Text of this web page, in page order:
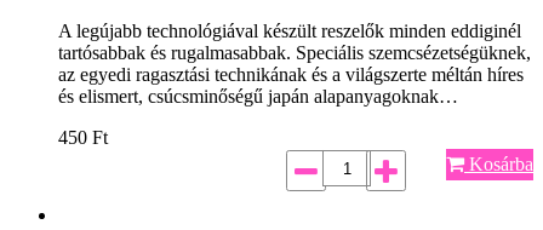
A legújabb technológiával készült reszelők minden eddiginél
tartósabbak és rugalmasabbak. Speciális szemcsézetségüknek,
az egyedi ragasztási technikának és a világszerte méltán híres
és elismert, csúcsminőségű japán alapanyagoknak…
450 Ft
Kosárba